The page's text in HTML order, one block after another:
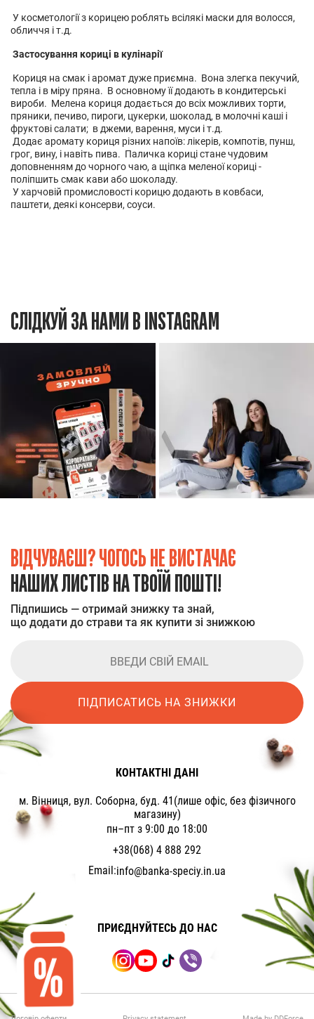
У косметології з корицею роблять всілякі маски для волосся,
обличчя і т.д.
Застосування кориці в кулінарії
Кориця на смак і аромат дуже приємна. Вона злегка пекучий,
тепла і в міру пряна. В основному її додають в кондитерські
вироби. Мелена кориця додається до всіх можливих торти,
пряники, печиво, пироги, цукерки, шоколад, в молочні каші і
фруктові салати; в джеми, варення, муси і т.д.
Додає аромату кориця різних напоїв: лікерів, компотів, пунш,
грог, вину, і навіть пива. Паличка кориці стане чудовим
доповненням до чорного чаю, а щіпка меленої кориці -
поліпшить смак кави або шоколаду.
У харчовій промисловості корицю додають в ковбаси,
паштети, деякі консерви, соуси.
СЛІДКУЙ ЗА НАМИ В INSTAGRAM
ВІДЧУВАЄШ? ЧОГОСЬ НЕ ВИСТАЧАЄ
НАШИХ ЛИСТІВ НА ТВОЇЙ ПОШТІ!
Підпишись — отримай знижку та знай,
що додати до страви та як купити зі знижкою
ПІДПИСАТИСЬ НА ЗНИЖКИ
КОНТАКТНІ ДАНІ
м. Вінниця, вул. Соборна, буд. 41(лише офіс, без фізичного
магазину)
пн–пт з 9:00 до 18:00
+38(068) 4 888 292
Email:info@banka-speciy.in.ua
ПРИЄДНУЙТЕСЬ ДО НАС